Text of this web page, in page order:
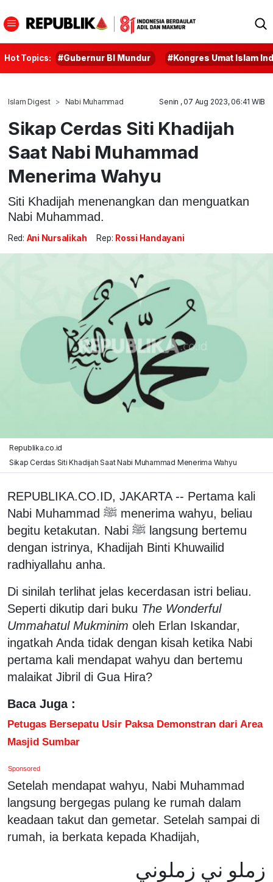
Hot Topics: #Gubernur BI Mundur #Kongres Umat Islam
Islam Digest Nabi Muhammad Senin , 07 Aug 2023, 06:41 WIB
Sikap Cerdas Siti Khadijah
Saat Nabi Muhammad
Menerima Wahyu
Siti Khadijah menenangkan dan menguatkan
Nabi Muhammad.
Red: Ani Nursalikah Rep: Rossi Handayani
Republika.co.id
Sikap Cerdas Siti Khadijah Saat Nabi Muhammad Menerima Wahyu
REPUBLIKA.CO.ID, JAKARTA -- Pertama kali
Nabi Muhammad ﷺ menerima wahyu, beliau
begitu ketakutan. Nabi ﷺ langsung bertemu
dengan istrinya, Khadijah Binti Khuwailid
radhiyallahu anha.
Di sinilah terlihat jelas kecerdasan istri beliau.
Seperti dikutip dari buku The Wonderful
Ummahatul Mukminim oleh Erlan Iskandar,
ingatkah Anda tidak dengan kisah ketika Nabi
pertama kali mendapat wahyu dan bertemu
malaikat Jibril di Gua Hira?
Baca Juga :
Petugas Bersepatu Usir Paksa Demonstran dari Area
Masjid Sumbar
Sponsored
Setelah mendapat wahyu, Nabi Muhammad
langsung bergegas pulang ke rumah dalam
keadaan takut dan gemetar. Setelah sampai di
rumah, ia berkata kepada Khadijah,
زملو ني زملوني